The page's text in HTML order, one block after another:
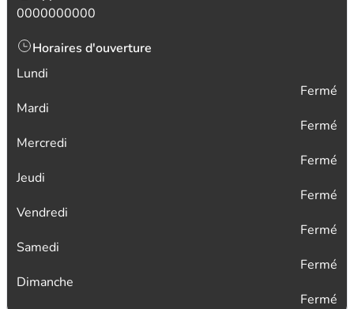
0000000000
Horaires d'ouverture
Lundi
Fermé
Mardi
Fermé
Mercredi
Fermé
Jeudi
Fermé
Vendredi
Fermé
Samedi
Fermé
Dimanche
Fermé